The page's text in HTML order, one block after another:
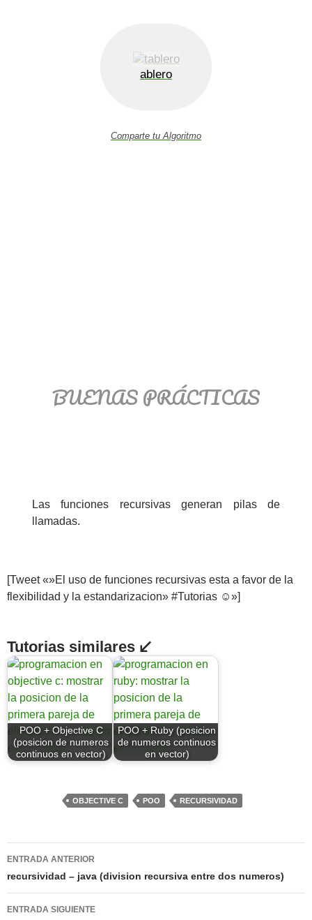
ablero
Comparte tu Algoritmo
BUENAS PRÁCTICAS
Las funciones recursivas generan pilas de
llamadas.
[Tweet «»El uso de funciones recursivas esta a favor de la
flexibilidad y la estandarizacion» #Tutorias ☺»]
Tutorias similares ↙
POO + Objective C
(posicion de numeros
continuos en vector)
POO + Ruby (posicion
de numeros continuos
en vector)
OBJECTIVE C POO RECURSIVIDAD
Navegación
de
entradas
ENTRADA ANTERIOR
recursividad – java (division recursiva entre dos numeros)
ENTRADA SIGUIENTE